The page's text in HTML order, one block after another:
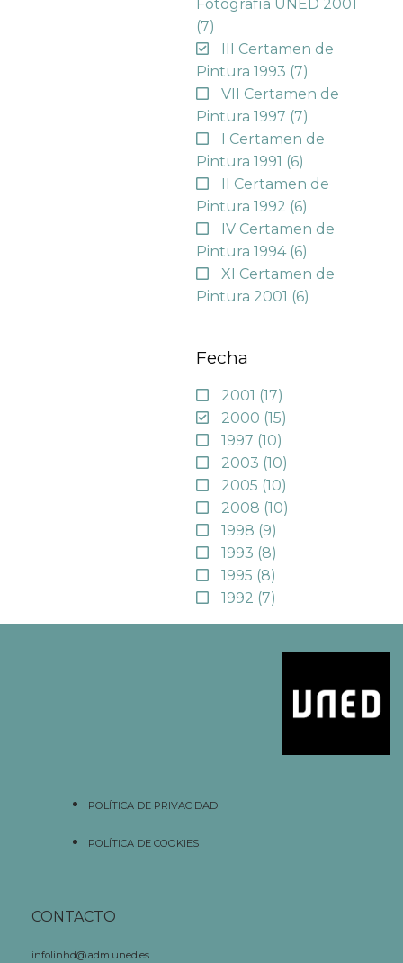
Fotografía UNED 2001
(7)
III Certamen de
Pintura 1993 (7)
VII Certamen de
Pintura 1997 (7)
I Certamen de
Pintura 1991 (6)
II Certamen de
Pintura 1992 (6)
IV Certamen de
Pintura 1994 (6)
XI Certamen de
Pintura 2001 (6)
Fecha
2001 (17)
2000 (15)
1997 (10)
2003 (10)
2005 (10)
2008 (10)
1998 (9)
1993 (8)
1995 (8)
1992 (7)
POLÍTICA DE PRIVACIDAD
POLÍTICA DE COOKIES
CONTACTO
infolinhd@adm.uned.es